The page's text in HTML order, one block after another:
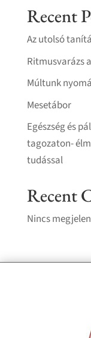
Recent
Az utolsó
Ritmusvarázs
Múltunk
Mesetábor
Egészség és
tagozaton-
tudással
Recent
Nincs